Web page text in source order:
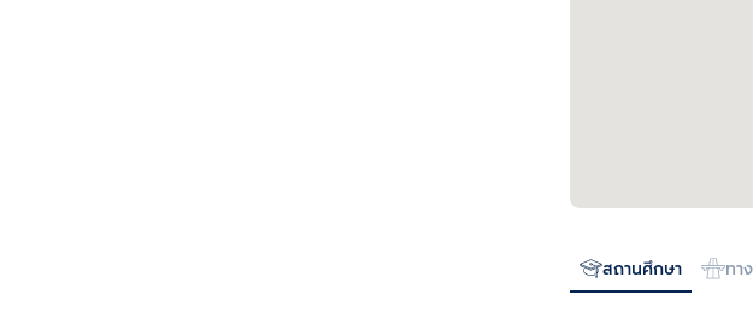
สถานศึกษา ทา